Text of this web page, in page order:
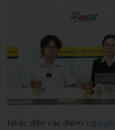
Nhắc đến các điểm ngữ